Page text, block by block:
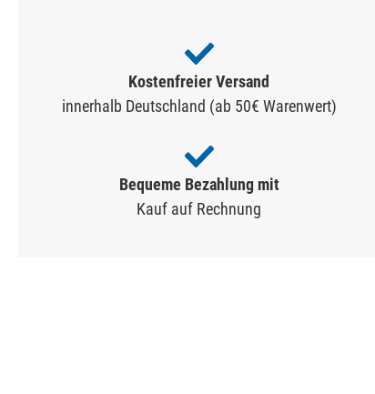
Kostenfreier Versand
innerhalb Deutschland (ab 50€ Warenwert)
Bequeme Bezahlung mit
Kauf auf Rechnung